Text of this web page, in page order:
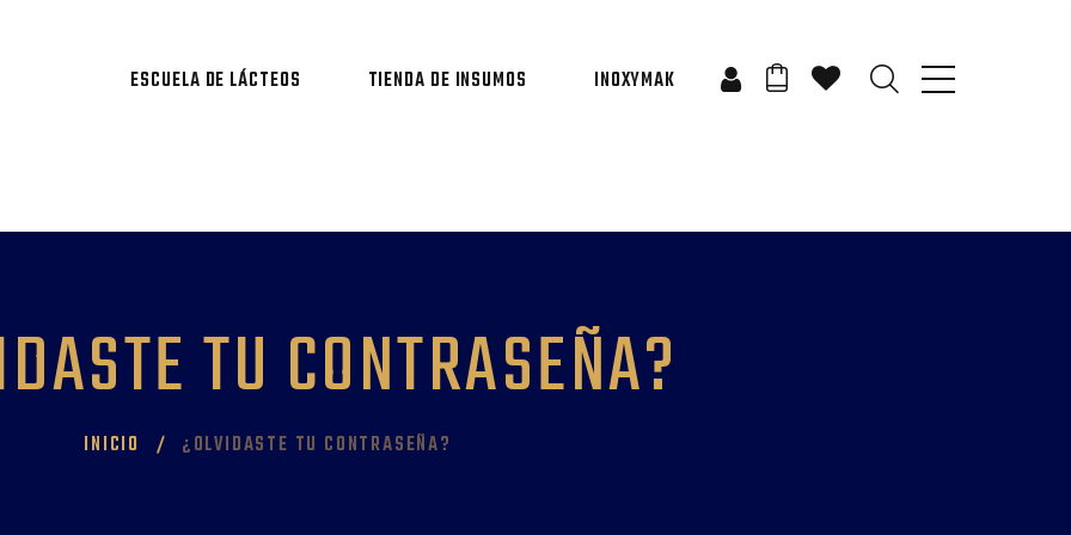
ESCUELA DE LÁCTEOS TIENDA DE INSUMOS INOXYMAK
TU CONTRASEÑA?
INICIO ¿OLVIDASTE TU CONTRASEÑA?